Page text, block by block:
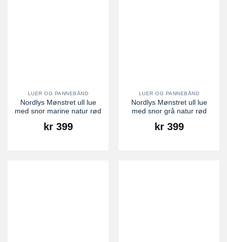
LUER OG PANNEBÅND
Nordlys Mønstret ull lue
med snor marine natur rød
kr399
LUER OG PANNEBÅND
Nordlys Mønstret ull lue
med snor grå natur rød
kr399